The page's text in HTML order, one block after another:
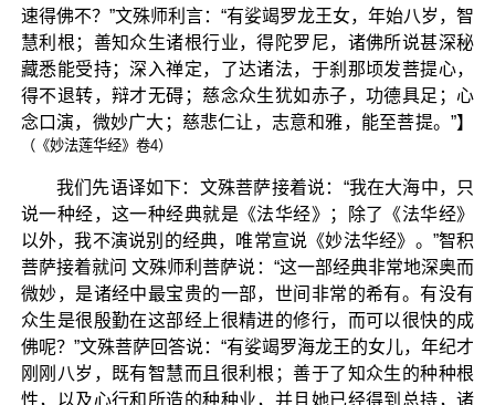
速得佛不？”文殊师利言：“有娑竭罗龙王女，年始八岁，智
慧利根；善知众生诸根行业，得陀罗尼，诸佛所说甚深秘
藏悉能受持；深入禅定，了达诸法，于刹那顷发菩提心，
得不退转，辩才无碍；慈念众生犹如赤子，功德具足；心
念口演，微妙广大；慈悲仁让，志意和雅，能至菩提。”】
（《妙法莲华经》卷4）
我们先语译如下：文殊菩萨接着说：“我在大海中，只
说一种经，这一种经典就是《法华经》；除了《法华经》
以外，我不演说别的经典，唯常宣说《妙法华经》。”智积
菩萨接着就问 文殊师利菩萨说：“这一部经典非常地深奥而
微妙，是诸经中最宝贵的一部，世间非常的希有。有没有
众生是很殷勤在这部经上很精进的修行，而可以很快的成
佛呢？”文殊菩萨回答说：“有娑竭罗海龙王的女儿，年纪才
刚刚八岁，既有智慧而且很利根；善于了知众生的种种根
性，以及心行和所造的种种业，并且她已经得到总持，诸